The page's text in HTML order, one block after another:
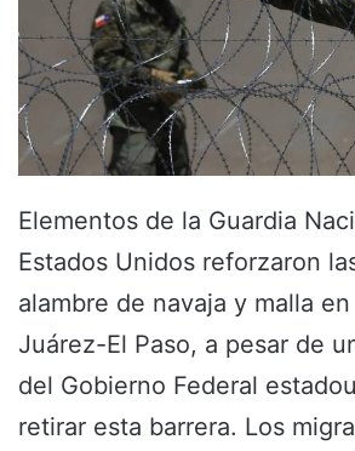
Elementos de la Guardia
Estados Unidos reforzaron
alambre de navaja y malla
Juárez-El Paso, a pesar de
del Gobierno Federal
retirar esta barrera. Los